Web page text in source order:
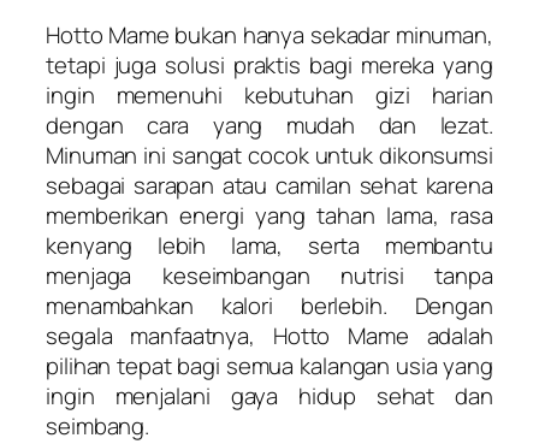
Hotto Mame bukan hanya sekadar minuman,
tetapi juga solusi praktis bagi mereka yang
ingin memenuhi kebutuhan gizi harian
dengan cara yang mudah dan lezat.
Minuman ini sangat cocok untuk dikonsumsi
sebagai sarapan atau camilan sehat karena
memberikan energi yang tahan lama, rasa
kenyang lebih lama, serta membantu
menjaga keseimbangan nutrisi tanpa
menambahkan kalori berlebih. Dengan
segala manfaatnya, Hotto Mame adalah
pilihan tepat bagi semua kalangan usia yang
ingin menjalani gaya hidup sehat dan
seimbang.